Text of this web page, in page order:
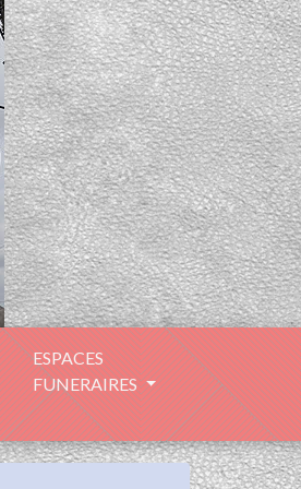
ESPACES
FUNERAIRES